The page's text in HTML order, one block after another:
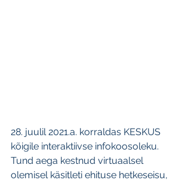
28. juulil 2021.a. korraldas KESKUS
kõigile interaktiivse infokoosoleku.
Tund aega kestnud virtuaalsel
olemisel käsitleti ehituse hetkeseisu,